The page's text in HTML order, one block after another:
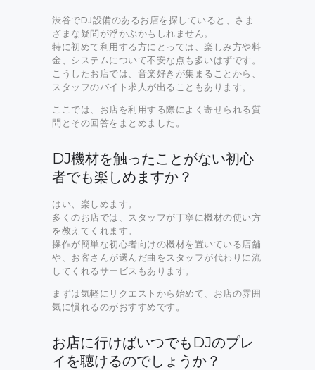
渋谷でDJ設備のあるお店を探していると、さま
ざまな疑問が浮かぶかもしれません。
特に初めて利用する方にとっては、楽しみ方や料
金、システムについて不安な点も多いはずです。
こうしたお店では、音楽好きが集まることから、
スタッフのバイト求人が出ることもあります。
ここでは、お店を利用する際によく寄せられる質
問とその回答をまとめました。
DJ機材を触ったことがない初心
者でも楽しめますか？
はい、楽しめます。
多くのお店では、スタッフが丁寧に機材の使い方
を教えてくれます。
操作が簡単な初心者向けの機材を置いている店舗
や、お客さんが選んだ曲をスタッフが代わりに流
してくれるサービスもあります。
まずは気軽にリクエストから始めて、お店の雰囲
気に慣れるのがおすすめです。
お店に行けばいつでもDJのプレ
イを聴けるのでしょうか？